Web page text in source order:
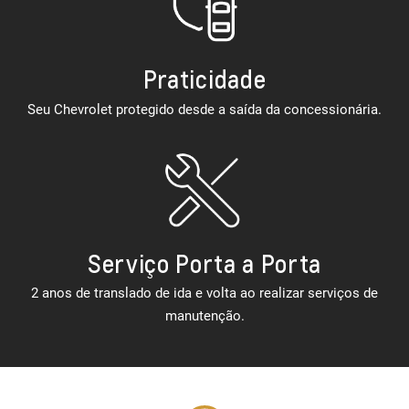
Praticidade
Seu Chevrolet protegido desde a saída da concessionária.
Serviço Porta a Porta
2 anos de translado de ida e volta ao realizar serviços de
manutenção.